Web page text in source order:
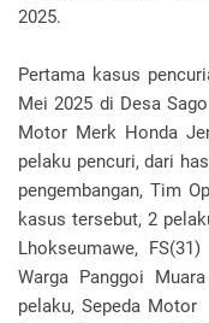
2025.
Pertama kasus
Mei 2025 di Desa
Motor Merk Honda
pelaku pencuri, dari
pengembangan, Tim
kasus tersebut, 2
Lhokseumawe,
Warga Panggoi
pelaku, Sepeda